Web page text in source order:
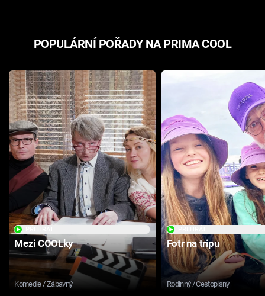
POPULÁRNÍ POŘADY NA PRIMA COOL
Mezi COOLky
Komedie / Zábavný
Fotr na tripu
Rodinný / Cestopisný